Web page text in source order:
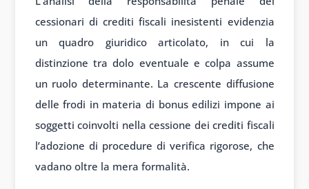
cessionari di crediti fiscali inesistenti evidenzia
un quadro giuridico articolato, in cui la
distinzione tra dolo eventuale e colpa assume
un ruolo determinante. La crescente diffusione
delle frodi in materia di bonus edilizi impone ai
soggetti coinvolti nella cessione dei crediti fiscali
l’adozione di procedure di verifica rigorose, che
vadano oltre la mera formalità.